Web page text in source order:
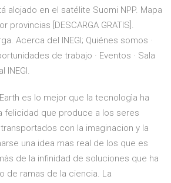
alojado en el satélite Suomi NPP. Mapa
provincias [DESCARGA GRATIS].
Acerca del INEGI; Quiénes somos ·
de trabajo · Eventos · Sala
INEGI.
es lo mejor que la tecnologìa ha
felicidad que produce a los seres
con la imaginacion y la
una idea mas real de los que es
de la infinidad de soluciones que ha
de ramas de la ciencia. La